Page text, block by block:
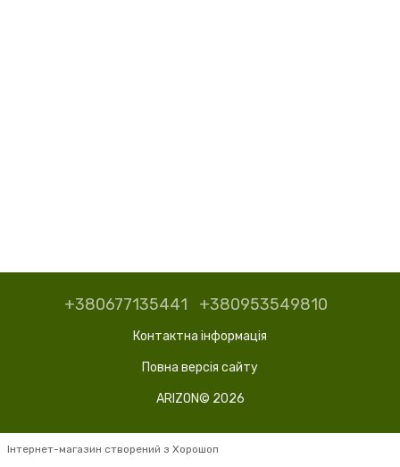
+380677135441 +380953549810
Контактна інформація
Повна версія сайту
ARIZON© 2026
Інтернет-магазин створений з Хорошоп